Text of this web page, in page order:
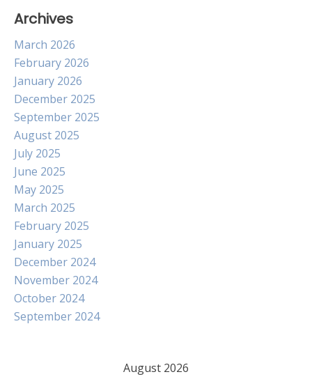
Archives
March 2026
February 2026
January 2026
December 2025
September 2025
August 2025
July 2025
June 2025
May 2025
March 2025
February 2025
January 2025
December 2024
November 2024
October 2024
September 2024
August 2026